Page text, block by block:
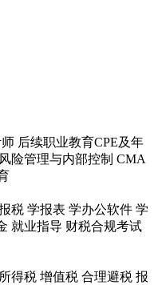
后续职业教育CPE及年
风险管理与内部控制 CMA
税 学报表 学办公软件 学
就业指导 财税合规考试
得税 增值税 合理避税 报